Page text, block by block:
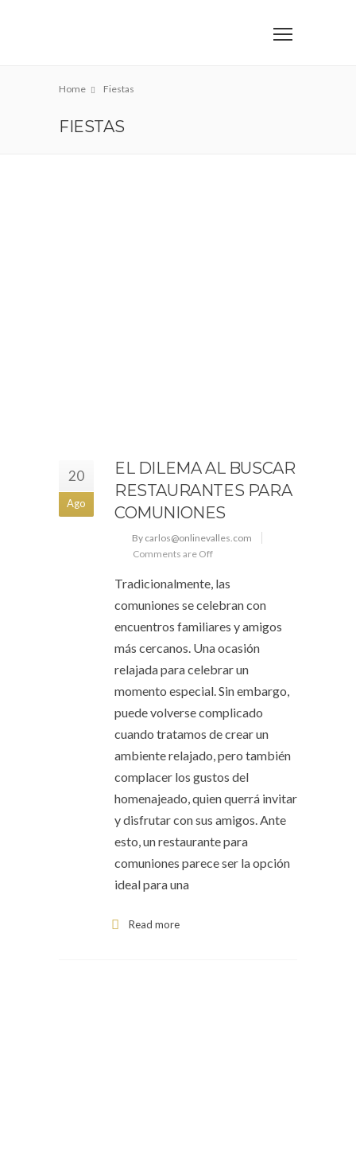
Home Fiestas
FIESTAS
20
Ago
EL DILEMA AL BUSCAR
RESTAURANTES PARA
COMUNIONES
By carlos@onlinevalles.com
Comments are Off
Tradicionalmente, las
comuniones se celebran con
encuentros familiares y amigos
más cercanos. Una ocasión
relajada para celebrar un
momento especial. Sin embargo,
puede volverse complicado
cuando tratamos de crear un
ambiente relajado, pero también
complacer los gustos del
homenajeado, quien querrá invitar
y disfrutar con sus amigos. Ante
esto, un restaurante para
comuniones parece ser la opción
ideal para una
Read more